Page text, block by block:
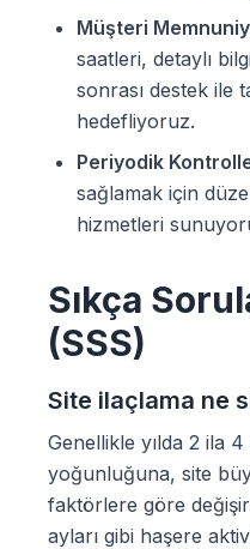
Müşteri
saatleri, detaylı
sonrası destek ile
hedefliyoruz.
Periyodik
sağlamak için
hizmetleri
Sıkça
(SSS)
Site ilaçlama ne
Genellikle yılda 2 ila
yoğunluğuna, site
faktörlere göre
ayları gibi haşere